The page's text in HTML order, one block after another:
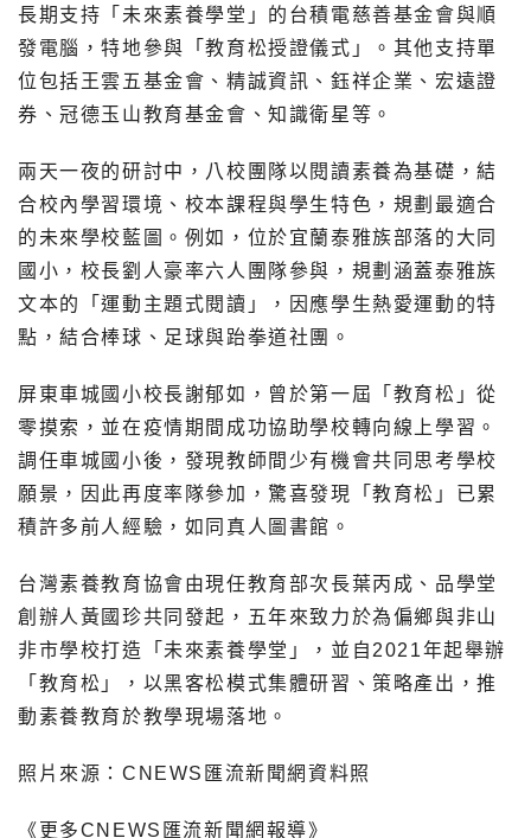
長期支持「未來素養學堂」的台積電慈善基金會與順
發電腦，特地參與「教育松授證儀式」。其他支持單
位包括王雲五基金會、精誠資訊、鈺祥企業、宏遠證
券、冠德玉山教育基金會、知識衛星等。
兩天一夜的研討中，八校團隊以閱讀素養為基礎，結
合校內學習環境、校本課程與學生特色，規劃最適合
的未來學校藍圖。例如，位於宜蘭泰雅族部落的大同
國小，校長劉人豪率六人團隊參與，規劃涵蓋泰雅族
文本的「運動主題式閱讀」，因應學生熱愛運動的特
點，結合棒球、足球與跆拳道社團。
屏東車城國小校長謝郁如，曾於第一屆「教育松」從
零摸索，並在疫情期間成功協助學校轉向線上學習。
調任車城國小後，發現教師間少有機會共同思考學校
願景，因此再度率隊參加，驚喜發現「教育松」已累
積許多前人經驗，如同真人圖書館。
台灣素養教育協會由現任教育部次長葉丙成、品學堂
創辦人黃國珍共同發起，五年來致力於為偏鄉與非山
非市學校打造「未來素養學堂」，並自2021年起舉辦
「教育松」，以黑客松模式集體研習、策略產出，推
動素養教育於教學現場落地。
照片來源：CNEWS匯流新聞網資料照
《更多CNEWS匯流新聞網報導》